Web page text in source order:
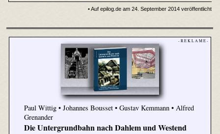
• Auf epilog.de am 24. September 2014 veröffentlicht
- R E K L A M E -
Paul Wittig • Johannes Bousset • Gustav Kemmann • Alfred
Grenander
Die Untergrundbahn nach Dahlem und Westend